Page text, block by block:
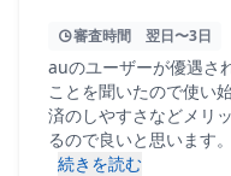
審査時間 翌日〜3日
auのユーザーが優遇さ
ことを聞いたので使い
済のしやすさなどメリ
るので良いと思います
続きを読む